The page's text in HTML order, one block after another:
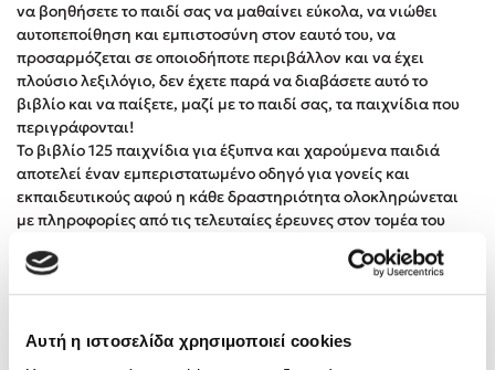
Αυτή η ιστοσελίδα χρησιμοποιεί cookies
Lucinda Riley
Mimi Matthews
Benzamin Bécue
Rebecca Yarros
Teo Benedetti
Τζένη Κουτσοδημητροπούλου
Emily Henry
Ali Hazelwood
Cori Doerrfeld
Pierdomenico Baccalario
να βοηθήσετε το παιδί σας να μαθαίνει εύκολα, να νιώθει
αυτοπεποίθηση και εμπιστοσύνη στον εαυτό του, να
προσαρμόζεται σε οποιοδήποτε περιβάλλον και να έχει
πλούσιο λεξιλόγιο, δεν έχετε παρά να διαβάσετε αυτό το
βιβλίο και να παίξετε, μαζί με το παιδί σας, τα παιχνίδια που
περιγράφονται!
Το βιβλίο 125 παιχνίδια για έξυπνα και χαρούμενα παιδιά
αποτελεί έναν εμπεριστατωμένο οδηγό για γονείς και
εκπαιδευτικούς αφού η κάθε δραστηριότητα ολοκληρώνεται
με πληροφορίες από τις τελευταίες έρευνες στον τομέα του
δραστηριοτήτων.
Πρώτη φορά, η γνώση γίνεται τόσο απολαυστική!
Αξιολογήσεις